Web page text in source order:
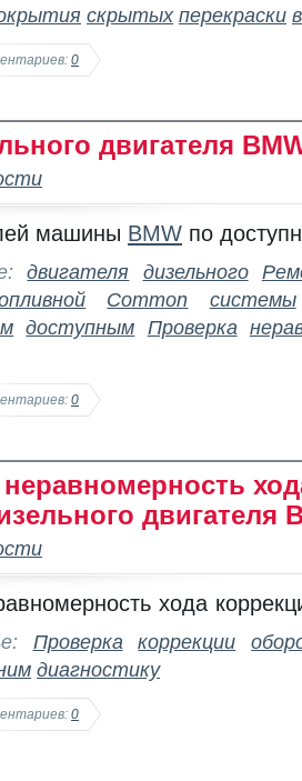
скрытых перекраски
0
двигателя
машины BMW по
двигателя дизельного
Common
системы
доступным Проверка
0
двигателя
хода
Проверка коррекции
диагностику
0